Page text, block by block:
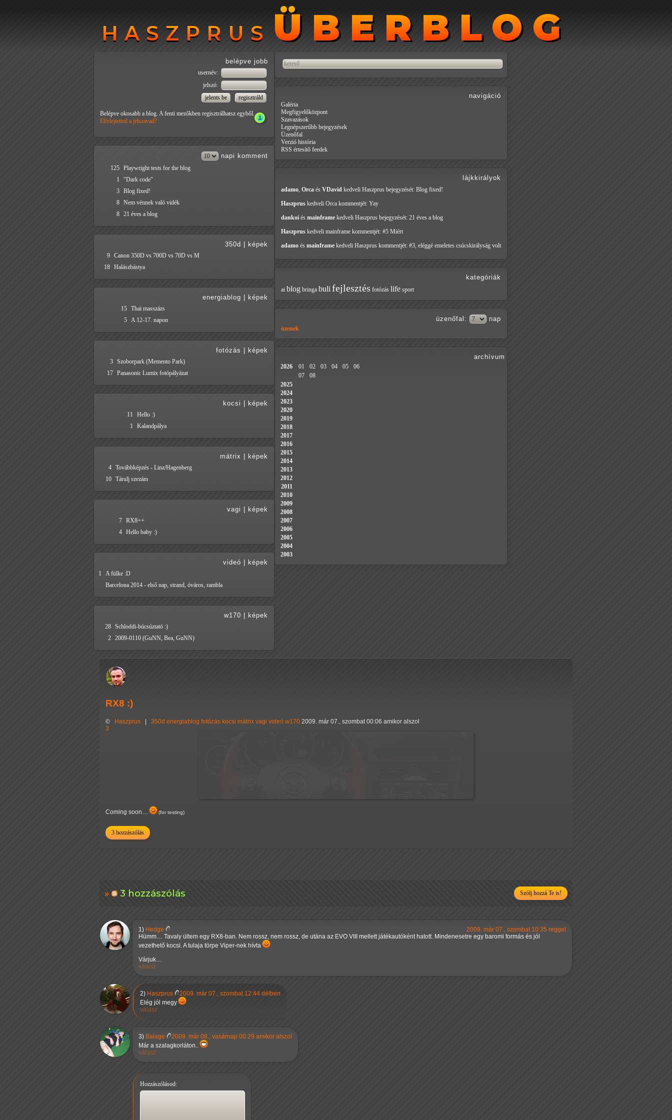
HASZPRUS ÜBERBLOG
HASZPRUS ÜBERBLOG
RX8 :)
© Haszprus 350d energiablog fotózás kocsi mátrix vagi videó w170 2009. már 07., szombat 00:06 amikor alszol
3
Coming soon… (for testing)
3 hozzászólás
3 hozzászólás Szólj hozzá Te is!
1) Hedge
2009. már 07., szombat 10:35 reggel
Hümm… Tavaly ültem egy RX8-ban. Nem rossz, nem rossz, de utána az EVO VIII mellett játékautóként hatott. Mindenesetre egy baromi formás és jól
vezethető kocsi. A tulaja törpe Viper-nek hívta
Várjuk…
válasz
2) Haszprus
2009. már 07., szombat 12:44 délben
Elég jól megy
válasz
3) Balage
2009. már 08., vasárnap 00:29 amikor alszol
Már a szalagkorláton..
válasz
Hozzászólásod:
belépve jobb
usernév:
jelszó:
Belépve okosabb a blog. A fenti mezőkben regisztrálhatsz egyből.
Elfelejtetted a jelszavad?
napi komment
125 Playwright tests for the blog
1
"Dark code"
3 Blog fixed!
8 Nem vénnek való vidék
8 21 éves a blog
350d képek
9 Canon 350D vs 700D vs 70D vs M
18 Halászbástya
energiablog képek
15 Thai masszázs
5 A 12-17. napon
fotózás képek
3 Szoborpark (Memento Park)
17 Panasonic Lumix fotópályázat
kocsi képek
11
Hello :)
1
Kalandpálya
mátrix képek
4 Továbbképzés - Linz/Hagenberg
10 Tárulj szezám
vagi képek
7 RX8++
4 Hello baby :)
videó képek
1
A fülke :D
Barcelona 2014 - első nap, strand, óváros, rambla
w170 képek
28 Schloddi-búcsúztató :)
2 2009-0110 (GuNN, Bea, GuNN)
navigáció
Galéria
Megfigyelőközpont
Szavazások
Legnépszerűbb bejegyzések
Üzenőfal
Verzió história
RSS értesítő feedek
lájkkirályok
adamo, Orca és VDavid kedveli Haszprus bejegyzését: Blog fixed!
Haszprus kedveli Orca kommentjét: Yay
dankoi és mainframe kedveli Haszprus bejegyzését: 21 éves a blog
Haszprus kedveli mainframe kommentjét: #5 Miért
adamo és mainframe kedveli Haszprus kommentjét: #3, eléggé emeletes csúcskirályság volt
kategóriák
ai blog bringa buli fejlesztés fotózás life sport
üzenőfal : nap
üzenek
archívum
2026 01 02 03 04 05
06
07
08
2025
2024
2023
2020
2019
2018
2017
2016
2015
2014
2013
2012
2011
2010
2009
2008
2007
2006
2005
2004
2003